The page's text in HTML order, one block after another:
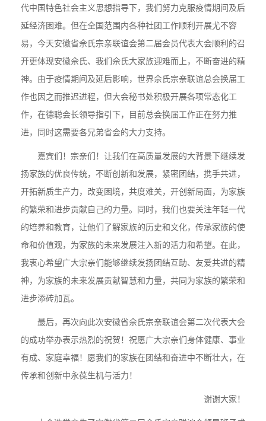
代中国特色社会主义思想指导下，我们努力克服疫情期间及后
延经济困难。但在全国范围内各种社团工作顺利开展尤不容
易，今天安徽省佘氏宗亲联谊会第二届会员代表大会顺利的召
开更体现安徽佘氏、我们佘氏大家族迎难而上，不断奋进的精
神。由于疫情期间及延后影响，世界佘氏宗亲联谊总会换届工
作也因之而推迟进程，但大会秘书处积极开展各项常态化工
作，在德聪会长领导指引下，目前总会换届工作正在努力推
进，同时这需要各兄弟省会的大力支持。
嘉宾们！宗亲们！让我们在高质量发展的大背景下继续发
扬家族的优良传统，不断创新和发展，紧密团结，携手共进，
开拓新质生产力，改变困境，共度难关，开创新局面，为家族
的繁荣和进步贡献自己的力量。同时，我们也要关注年轻一代
的培养和教育，让他们了解家族的历史和文化，传承家族的使
命和价值观，为家族的未来发展注入新的活力和希望。在此，
我衷心希望广大宗亲们能够继续发扬团结互助、友爱共进的精
神，为家族的未来发展贡献智慧和力量，共同为家族的繁荣和
进步添砖加瓦。
最后，再次向此次安徽省佘氏宗亲联谊会第二次代表大会
的成功举办表示热烈的祝贺！祝愿广大宗亲们身体健康、事业
有成、家庭幸福！愿我们的家族在团结和奋进中不断壮大，在
传承和创新中永葆生机与活力！
谢谢大家！